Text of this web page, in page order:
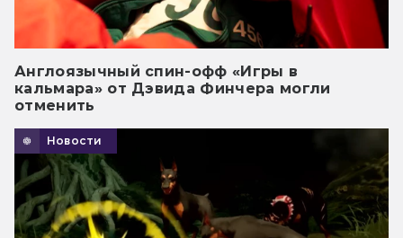
Англоязычный спин-офф «Игры в
кальмара» от Дэвида Финчера могли
отменить
Новости